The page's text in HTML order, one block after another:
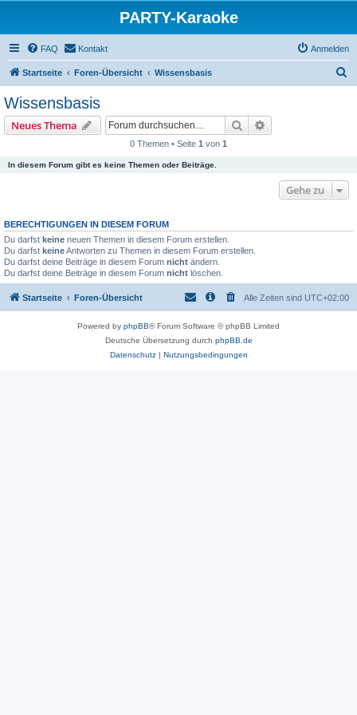
PARTY-Karaoke
FAQ Kontakt Anmelden
Startseite Foren-Übersicht Wissensbasis
Wissensbasis
Neues Thema Suche
0 Themen • Seite 1 von 1
In diesem Forum gibt es keine Themen oder Beiträge.
Gehe zu
BERECHTIGUNGEN IN DIESEM FORUM
Du darfst keine neuen Themen in diesem Forum erstellen.
Du darfst keineAntworten zu Themen in diesem Forum erstellen.
Du darfst deine Beiträge in diesem Forum nicht ändern.
Du darfst deine Beiträge in diesem Forum nicht löschen.
Startseite Foren-Übersicht Alle Zeiten sind UTC+02:00
Powered by phpBB® Forum Software © phpBB Limited
Deutsche Übersetzung durch phpBB.de
Datenschutz| Nutzungsbedingungen